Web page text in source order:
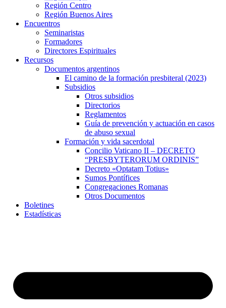
Región Centro
Región Buenos Aires
Encuentros
Seminaristas
Formadores
Directores Espirituales
Recursos
Documentos argentinos
El camino de la formación presbiteral (2023)
Subsidios
Otros subsidios
Directorios
Reglamentos
Guía de prevención y actuación en casos
de abuso sexual
Formación y vida sacerdotal
Concilio Vaticano II – DECRETO
“PRESBYTERORUM ORDINIS”
Decreto «Optatam Totius»
Sumos Pontífices
Congregaciones Romanas
Otros Documentos
Boletines
Estadísticas